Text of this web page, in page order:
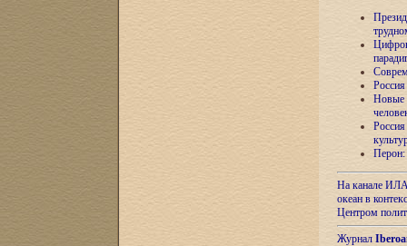
Новые
Перон:
На канале
океан в
Центром
Журнал